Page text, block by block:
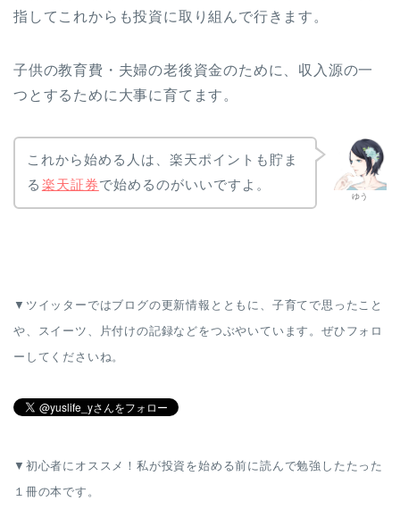
指してこれからも投資に取り組んで行きます。
子供の教育費・夫婦の老後資金のために、収入源の一
つとするために大事に育てます。
ゆう
これから始める人は、楽天ポイントも貯ま
る 楽天証券で始めるのがいいですよ。
▼ツイッターではブログの更新情報とともに、子育てで思ったこと
や、スイーツ、片付けの記録などをつぶやいています。ぜひフォロ
ーしてくださいね。
▼初心者にオススメ！私が投資を始める前に読んで勉強したたった
１冊の本です。